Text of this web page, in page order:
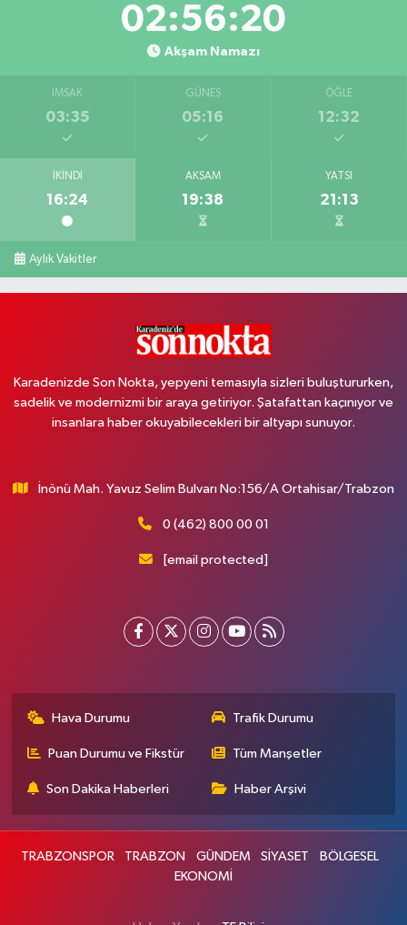
02:56:20
Akşam Namazı
İMSAK
03:35
GÜNEŞ
05:16
ÖĞLE
12:32
İKINDI
16:24
AKŞAM
19:38
YATSI
21:13
Aylık Vakitler
Karadenizde Son Nokta, yepyeni temasıyla sizleri buluştururken,
sadelik ve modernizmi bir araya getiriyor. Şatafattan kaçınıyor ve
insanlara haber okuyabilecekleri bir altyapı sunuyor.
İnönü Mah. Yavuz Selim Bulvarı No:156/A Ortahisar/Trabzon
0 (462) 800 00 01
[email protected]
Hava Durumu Trafik Durumu
Puan Durumu ve Fikstür Tüm Manşetler
Son Dakika Haberleri Haber Arşivi
TRABZONSPOR TRABZON GÜNDEM SİYASET
BÖLGESEL
EKONOMİ